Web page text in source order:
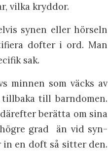
vilka kryddor.
synen eller hörseln
dofter i ord. Man
sak.
minnen som väcks av
till barndomen.
berätta om sina
grad än vid syn-
in en doft så sitter den.